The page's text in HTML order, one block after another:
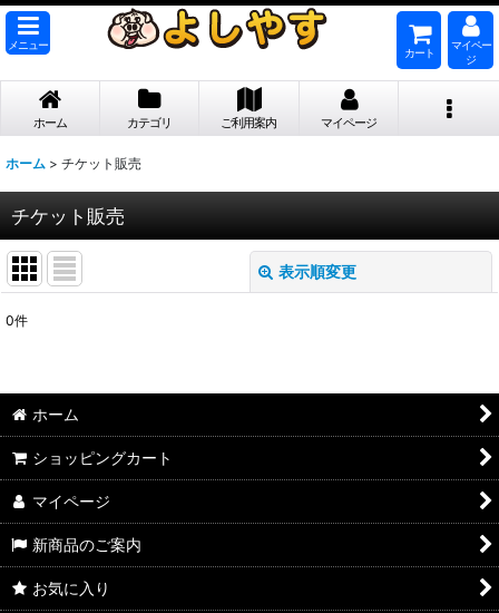
メニュー
カート
マイペー
ジ
ホーム カテゴリ ご利用案内 マイページ
ホーム > チケット販売
チケット販売
表示順変更
並び順:
0件
ホーム
ショッピングカート
マイページ
新商品のご案内
お気に入り